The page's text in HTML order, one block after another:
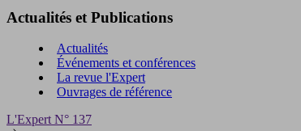
Actualités et Publications
Actualités
Événements et conférences
La revue l'Expert
Ouvrages de référence
L'Expert N° 137